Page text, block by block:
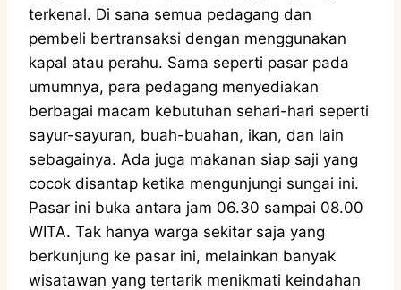
terkenal. Di sana semua pedagang dan
pembeli bertransaksi dengan menggunakan
kapal atau perahu. Sama seperti pasar pada
umumnya, para pedagang menyediakan
berbagai macam kebutuhan sehari-hari seperti
sayur-sayuran, buah-buahan, ikan, dan lain
sebagainya. Ada juga makanan siap saji yang
cocok disantap ketika mengunjungi sungai ini.
Pasar ini buka antara jam 06.30 sampai 08.00
WITA. Tak hanya warga sekitar saja yang
berkunjung ke pasar ini, melainkan banyak
wisatawan yang tertarik menikmati keindahan